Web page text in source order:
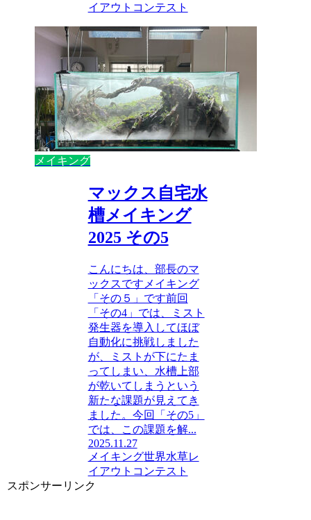
イアウトコンテスト
メイキング
マックス自宅水
槽メイキング
2025 その5
こんにちは、部長のマ
ックスですメイキング
「その５」です前回
「その4」では、ミスト
発生器を導入してほぼ
自動化に挑戦しました
が、ミストが下にたま
ってしまい、水槽上部
が乾いてしまうという
新たな課題が見えてき
ました。今回「その5」
では、この課題を解...
2025.11.27
メイキング世界水草レ
イアウトコンテスト
スポンサーリンク